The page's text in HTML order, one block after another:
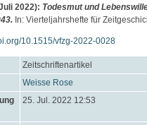
2022): Todesmut und
In: Vierteljahrshefte für
10.1515/vfzg-2022-0028
Zeitschriftenartikel
Weisse Rose
25. Jul. 2022 12:53